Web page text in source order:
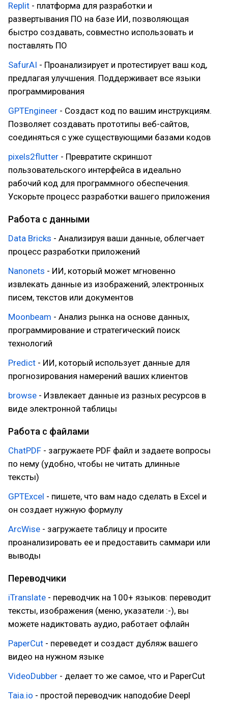
Replit - платформа для разработки и
развертывания ПО на базе ИИ, позволяющая
быстро создавать, совместно использовать и
поставлять ПО
SafurAI - Проанализирует и протестирует ваш код,
предлагая улучшения. Поддерживает все языки
программирования
GPTEngineer - Создаст код по вашим инструкциям.
Позволяет создавать прототипы веб-сайтов,
соединяться с уже существующими базами кодов
pixels2flutter - Превратите скриншот
пользовательского интерфейса в идеально
рабочий код для программного обеспечения.
Ускорьте процесс разработки вашего приложения
Работа с данными
Data Bricks - Анализируя ваши данные, облегчает
процесс разработки приложений
Nanonets - ИИ, который может мгновенно
извлекать данные из изображений, электронных
писем, текстов или документов
Moonbeam - Анализ рынка на основе данных,
программирование и стратегический поиск
технологий
Predict - ИИ, который использует данные для
прогнозирования намерений ваших клиентов
browse - Извлекает данные из разных ресурсов в
виде электронной таблицы
Работа с файлами
ChatPDF - загружаете PDF файл и задаете вопросы
по нему (удобно, чтобы не читать длинные
тексты)
GPTExcel - пишете, что вам надо сделать в Excel и
он создает нужную формулу
ArcWise - загружаете таблицу и просите
проанализировать ее и предоставить саммари или
выводы
Переводчики
iTranslate - переводчик на 100+ языков: переводит
тексты, изображения (меню, указатели :-), вы
можете надиктовать аудио, работает офлайн
PaperCut - переведет и создаст дубляж вашего
видео на нужном языке
VideoDubber - делает то же самое, что и PaperCut
Taia.io - простой переводчик наподобие Deepl